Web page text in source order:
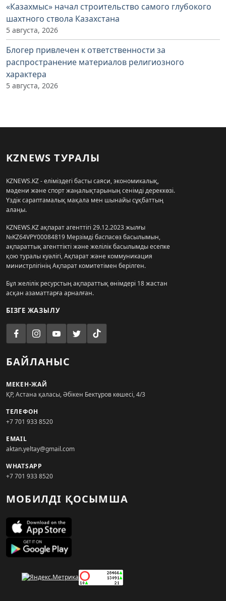
«Казахмыс» начал строительство самого глубокого
шахтного ствола Казахстана
5 августа, 2026
Блогер привлечен к ответственности за
распространение материалов религиозного
характера
5 августа, 2026
KZNEWS ТУРАЛЫ
KZNEWS.KZ - еліміздегі басты саяси, экономикалық,
мәдени және спорт жаңалықтарының сенімді дереккөзі.
Үздік сараптамалық мақала мен шынайы сұқбаттың
алаңы.
KZNEWS.KZ ақпарат агенттігі 29.12.2023 жылғы
№KZ64VPY00084819 Мерзімді баспасөз басылымын,
ақпараттық агенттікті және желілік басылымды есепке
қою туралы куәлігі, Ақпарат және коммуникация
министрлігінің Ақпарат комитетімен берілген.
Бұл желілік ресурстың ақпараттық өнімдері 18 жастан
асқан азаматтарға арналған.
БІЗГЕ ЖАЗЫЛУ
БАЙЛАНЫС
МЕКЕН-ЖАЙ
ҚР, Астана қаласы, Әбікен Бектұров көшесі, 4/3
ТЕЛЕФОН
+7 701 933 8520
EMAIL
aktan.yeltay@gmail.com
WHATSAPP
+7 701 933 8520
МОБИЛДІ ҚОСЫМША